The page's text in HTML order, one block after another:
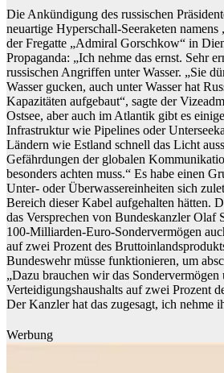
Die Ankündigung des russischen
neuartige Hyperschall-Seeraketen
der Fregatte „Admiral Gorschkow“ in
Propaganda: „Ich nehme das ernst. Sehr
russischen Angriffen unter Wasser. „Sie
Wasser gucken, auch unter Wasser hat
Kapazitäten aufgebaut“, sagte der
Ostsee, aber auch im Atlantik gibt es
Infrastruktur wie Pipelines oder
Ländern wie Estland schnell das Licht
Gefährdungen der globalen
besonders achten muss.“ Es habe einen
Unter- oder Überwassereinheiten sich
Bereich dieser Kabel aufgehalten hätten.
das Versprechen von Bundeskanzler Olaf
100-Milliarden-Euro-Sondervermögen
auf zwei Prozent des
Bundeswehr müsse funktionieren, um
„Dazu brauchen wir das
Verteidigungshaushalts auf zwei Prozent
Der Kanzler hat das zugesagt, ich nehme
Werbung